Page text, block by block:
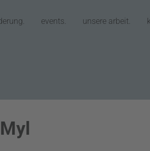
events. unsere arbeit.